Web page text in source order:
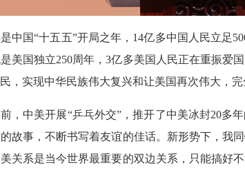
中国“十五五”开局之年，14亿多中国人民立足
美国独立250周年，3亿多美国人民正在重振爱
，实现中华民族伟大复兴和让美国再次伟大，
，中美开展“乒乓外交”，推开了中美冰封20多
故事，不断书写着友谊的佳话。新形势下，我
关系是当今世界最重要的双边关系，只能搞好